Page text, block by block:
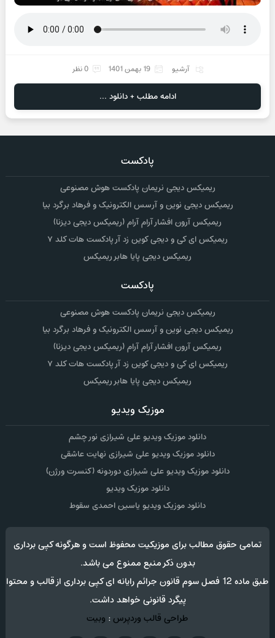
آرشیو 19 بهمن 1401 0 نظر
ادامه مطلب + دانلود ...
پادکست
ریمیکس دیجی نریمان پادکست هوش مصنوعی
ریمیکس دیجی نوین و آرسس الکترونیک و فرهاد برگرد بیا
ریمیکس آرون افشار آرام آرام (ریمیکس دیجی دیزنا)
ریمیکس ای کی و دیجی کوین زد آر پادکست هات کلد ۷
ریمیکس دیجی پایا هابر ریمیکس
پادکست
ریمیکس دیجی نریمان پادکست هوش مصنوعی
ریمیکس دیجی نوین و آرسس الکترونیک و فرهاد برگرد بیا
ریمیکس آرون افشار آرام آرام (ریمیکس دیجی دیزنا)
ریمیکس ای کی و دیجی کوین زد آر پادکست هات کلد ۷
ریمیکس دیجی پایا هابر ریمیکس
موزیک ویدیو
دانلود موزیک ویدیو علی شیرازی نور چشم
دانلود موزیک ویدیو علی شیرازی نهایت عاشقی
دانلود موزیک ویدیو علی شیرازی دوردونه (کنسرت ورژن)
دانلود موزیک ویدیو
دانلود موزیک ویدیو یاسین احمدی سقوط
تمامی حقوق مطالب برای موزیکیت محفوظ است و هرگونه کپی برداری
بدون ذکر منبع ممنوع می باشد.
طبق ماده 12 فصل سوم قانون جرائم رایانه ای کپی برداری از قالب و محتوا
پیگرد قانونی خواهد داشت.
طراحی قالب وردپرس: وبیت